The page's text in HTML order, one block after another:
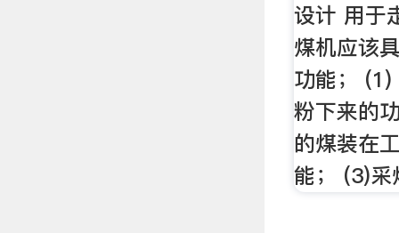
设计 用于
煤机应该
功能；
粉下来的
的煤装在
能； (3)采